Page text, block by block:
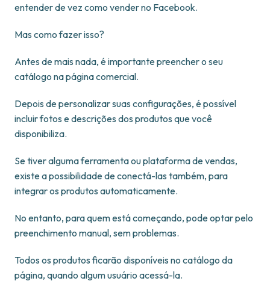
entender de vez como vender no Facebook.
Mas como fazer isso?
Antes de mais nada, é importante preencher o seu
catálogo na página comercial.
Depois de personalizar suas configurações, é possível
incluir fotos e descrições dos produtos que você
disponibiliza.
Se tiver alguma ferramenta ou plataforma de vendas,
existe a possibilidade de conectá-las também, para
integrar os produtos automaticamente.
No entanto, para quem está começando, pode optar pelo
preenchimento manual, sem problemas.
Todos os produtos ficarão disponíveis no catálogo da
página, quando algum usuário acessá-la.